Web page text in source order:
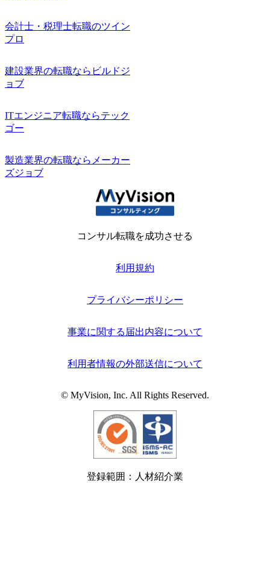
会計士・税理士転職のツイン
プロ
建設業界の転職ならビルドジ
ョブ
ITエンジニア転職ならテック
ゴー
製造業界の転職ならメーカー
ズジョブ
コンサル転職を成功させる
利用規約
プライバシーポリシー
事業に関する届出内容について
利用者情報の外部送信について
© MyVision, Inc. All Rights Reserved.
登録範囲：人材紹介業